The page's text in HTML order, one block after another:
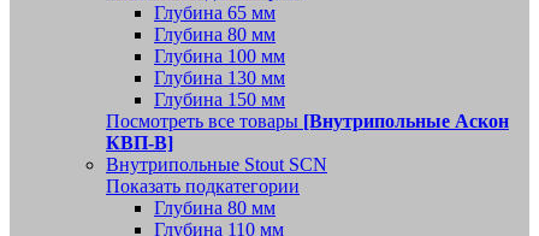
Глубина 65 мм
Глубина 80 мм
Глубина 100 мм
Глубина 130 мм
Глубина 150 мм
Посмотреть все товары [Внутрипольные Аскон
КВП-В]
Внутрипольные Stout SCN
Показать подкатегории
Глубина 80 мм
Глубина 110 мм